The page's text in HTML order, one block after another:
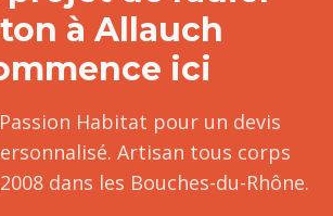
à Allauch
ici
Habitat pour un devis
Artisan tous corps
dans les Bouches-du-Rhône.